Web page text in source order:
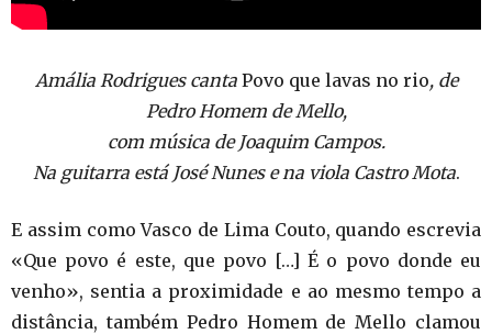
Amália Rodrigues canta Povo que lavas no rio, de
Pedro Homem de Mello,
com música de Joaquim Campos.
Na guitarra está José Nunes e na viola Castro Mota.
E assim como Vasco de Lima Couto, quando escrevia
«Que povo é este, que povo […] É o povo donde eu
venho», sentia a proximidade e ao mesmo tempo a
distância, também Pedro Homem de Mello clamou